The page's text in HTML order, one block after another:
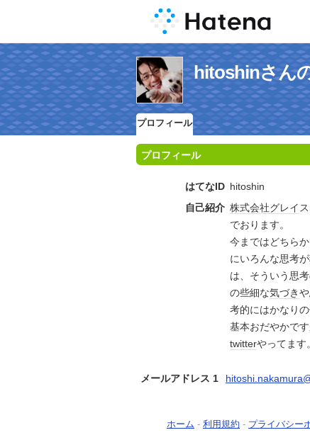
hitoshinさん
プロフィール
プロフィール
はてなID hitoshin
自己紹介 株式会社グレイ
でおります。
今まではどちら
にいろんな思考
は、そういう思
の些細な気づき
考的にはかなりの
基本おだやかで
twitterやってま
メールアドレス 1
ホーム - 利用規約 - プライバシー